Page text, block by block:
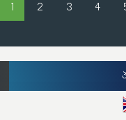
1
2 3 4